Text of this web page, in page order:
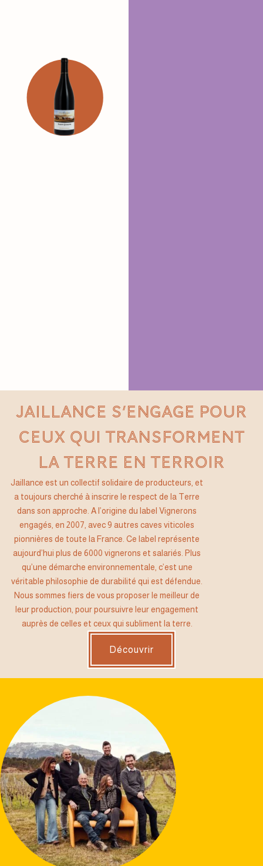
JAILLANCE S’ENGAGE POUR
CEUX QUI TRANSFORMENT
LA TERRE EN TERROIR
Jaillance est un collectif solidaire de producteurs, et
a toujours cherché à inscrire le respect de la Terre
dans son approche. A l’origine du label Vignerons
engagés, en 2007, avec 9 autres caves viticoles
pionnières de toute la France. Ce label représente
aujourd’hui plus de 6000 vignerons et salariés. Plus
qu’une démarche environnementale, c’est une
véritable philosophie de durabilité qui est défendue.
Nous sommes fiers de vous proposer le meilleur de
leur production, pour poursuivre leur engagement
auprès de celles et ceux qui subliment la terre.
Découvrir